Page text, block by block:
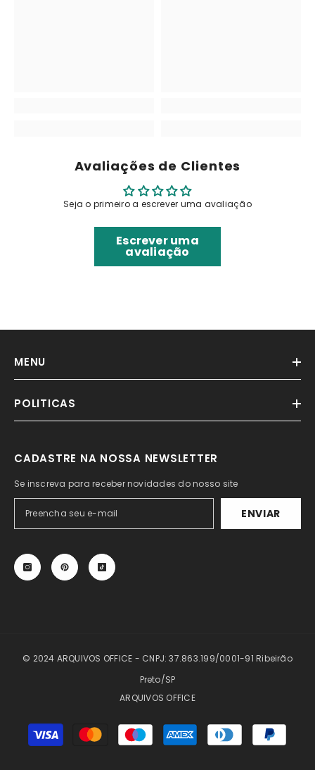
Avaliações de Clientes
Seja o primeiro a escrever uma avaliação
Escrever uma
avaliação
MENU
POLITICAS
CADASTRE NA NOSSA NEWSLETTER
Se inscreva para receber novidades do nosso site
ENVIAR
© 2024 ARQUIVOS OFFICE - CNPJ: 37.863.199/0001-91 Ribeirão
Preto/SP
ARQUIVOS OFFICE
Formas
de